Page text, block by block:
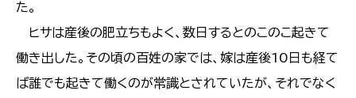
た。
ヒサは産後の肥立ちもよく、数日するとのこのこ起きて
働き出した。その頃の百姓の家では、嫁は産後10日も経て
ば誰でも起きて働くのが常識とされていたが、それでなく